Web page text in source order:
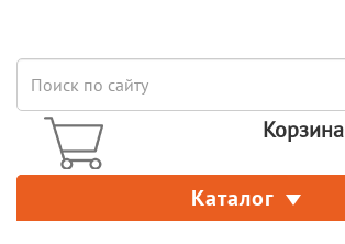
Корзина
Каталог